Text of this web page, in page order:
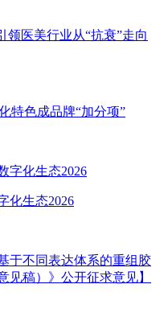
领医美行业从“抗衰”走向
特色成品牌“加分项”
化生态2026
于不同表达体系的重组胶
见稿）》公开征求意见】